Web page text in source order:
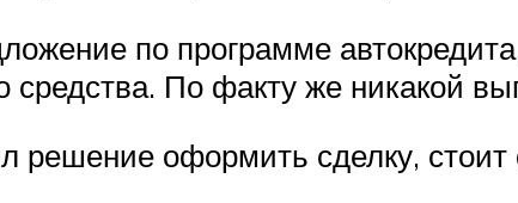
по программе
средства. По факту же никакой
решение оформить сделку,